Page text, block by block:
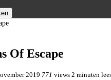
Of Escape
2019 771 views 2 minuten